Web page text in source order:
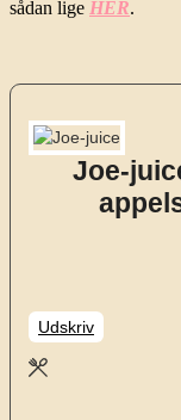
sådan lige HER.
Joe-
Udskriv